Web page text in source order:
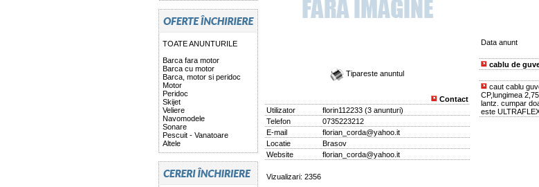
TOATE ANUNTURILE
Barca fara motor
Barca cu motor
Barca, motor si peridoc
Motor
Peridoc
Skijet
Veliere
Navomodele
Sonare
Pescuit - Vanatoare
Altele
Tipareste anuntul
Contact
Utilizator
florin112233(3 anunturi)
Telefon
0735223212
E-mail
florian_corda@yahoo.it
Locatie
Brasov
Website
florian_corda@yahoo.it
Vizualizari: 2356
Data anunt
cablu de
caut cablu
CP,lungimea
lantz. cumpar
este